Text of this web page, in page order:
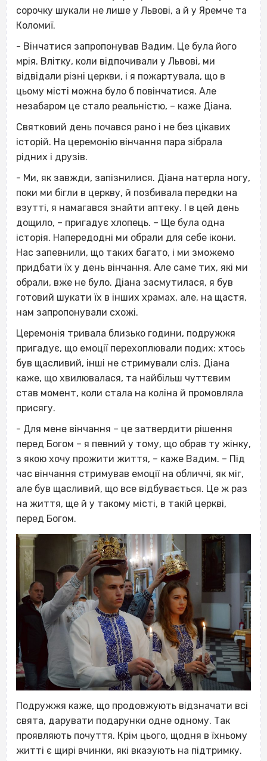
сорочку шукали не лише у Львові, а й у Яремче та
Коломиї.
- Вінчатися запропонував Вадим. Це була його
мрія. Влітку, коли відпочивали у Львові, ми
відвідали різні церкви, і я пожартувала, що в
цьому місті можна було б повінчатися. Але
незабаром це стало реальністю, – каже Діана.
Святковий день почався рано і не без цікавих
історій. На церемонію вінчання пара зібрала
рідних і друзів.
- Ми, як завжди, запізнилися. Діана натерла ногу,
поки ми бігли в церкву, й позбивала передки на
взутті, я намагався знайти аптеку. І в цей день
дощило, – пригадує хлопець. – Ще була одна
історія. Напередодні ми обрали для себе ікони.
Нас запевнили, що таких багато, і ми зможемо
придбати їх у день вінчання. Але саме тих, які ми
обрали, вже не було. Діана засмутилася, я був
готовий шукати їх в інших храмах, але, на щастя,
нам запропонували схожі.
Церемонія тривала близько години, подружжя
пригадує, що емоції перехоплювали подих: хтось
був щасливий, інші не стримували сліз. Діана
каже, що хвилювалася, та найбільш чуттєвим
став момент, коли стала на коліна й промовляла
присягу.
- Для мене вінчання – це затвердити рішення
перед Богом – я певний у тому, що обрав ту жінку,
з якою хочу прожити життя, – каже Вадим. – Під
час вінчання стримував емоції на обличчі, як міг,
але був щасливий, що все відбувається. Це ж раз
на життя, ще й у такому місті, в такій церкві,
перед Богом.
Подружжя каже, що продовжують відзначати всі
свята, дарувати подарунки одне одному. Так
проявляють почуття. Крім цього, щодня в їхньому
житті є щирі вчинки, які вказують на підтримку.